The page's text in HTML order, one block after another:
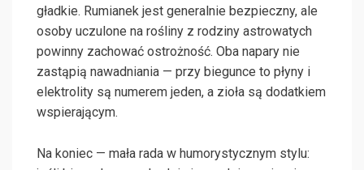
gładkie. Rumianek jest generalnie bezpieczny, ale
osoby uczulone na rośliny z rodziny astrowatych
powinny zachować ostrożność. Oba napary nie
zastąpią nawadniania — przy biegunce to płyny i
elektrolity są numerem jeden, a zioła są dodatkiem
wspierającym.
Na koniec — mała rada w humorystycznym stylu: